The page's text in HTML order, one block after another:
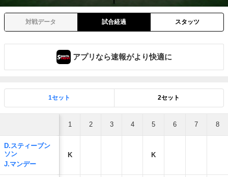
対戦データ 試合経過 スタッツ
アプリなら速報がより快適に
1セット 2セット
1 2 3 4 5 6 7 8
D.スティーブン
ソン
J.マンデー
K K